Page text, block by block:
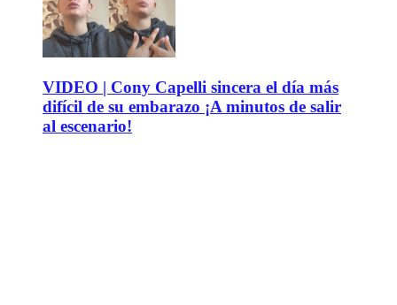
VIDEO | Cony Capelli sincera el día más
difícil de su embarazo ¡A minutos de salir
al escenario!